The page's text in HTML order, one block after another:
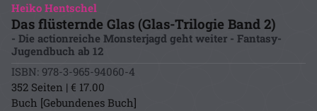
Heiko Hentschel
Das flüsternde Glas (Glas-Trilogie Band 2)
- Die actionreiche Monsterjagd geht weiter - Fantasy-
Jugendbuch ab 12
ISBN: 978-3-965-94060-4
352 Seiten | € 17.00
Buch [Gebundenes Buch]